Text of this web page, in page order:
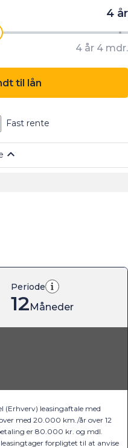
Periode
12Måneder
(Erhverv) leasingaftale med
med 20.000 km./år over 12
er 80.000 kr. og mdl.
leasingtager forpligtet til at anvise